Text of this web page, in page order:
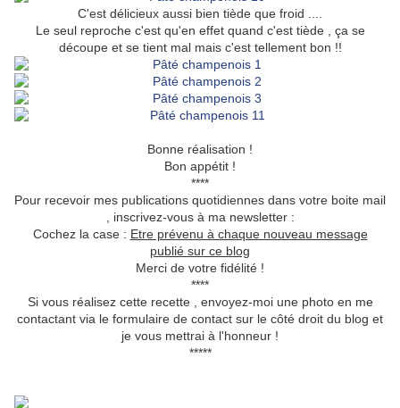
C'est délicieux aussi bien tiède que froid ....
Le seul reproche c'est qu'en effet quand c'est tiède , ça se
découpe et se tient mal mais c'est tellement bon !!
Bonne réalisation !
Bon appétit !
****
Pour recevoir mes publications quotidiennes dans votre boite mail
, inscrivez-vous à ma newsletter :
Cochez la case : Etre prévenu à chaque nouveau message
publié sur ce blog
Merci de votre fidélité !
****
Si vous réalisez cette recette , envoyez-moi une photo en me
contactant via le formulaire de contact sur le côté droit du blog et
je vous mettrai à l'honneur !
*****